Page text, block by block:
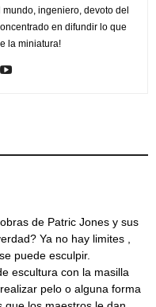
ingeniero, devoto del
en difundir lo que
la miniatura!
de Patric Jones y sus
Ya no hay limites ,
puede esculpir.
escultura con la masilla
pelo o alguna forma